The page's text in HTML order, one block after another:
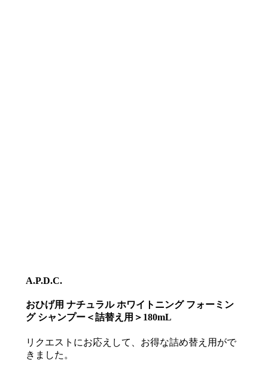
A.P.D.C.
おひげ用 ナチュラル ホワイトニング フォーミン
グ シャンプー＜詰替え用＞180mL
リクエストにお応えして、お得な詰め替え用がで
きました。